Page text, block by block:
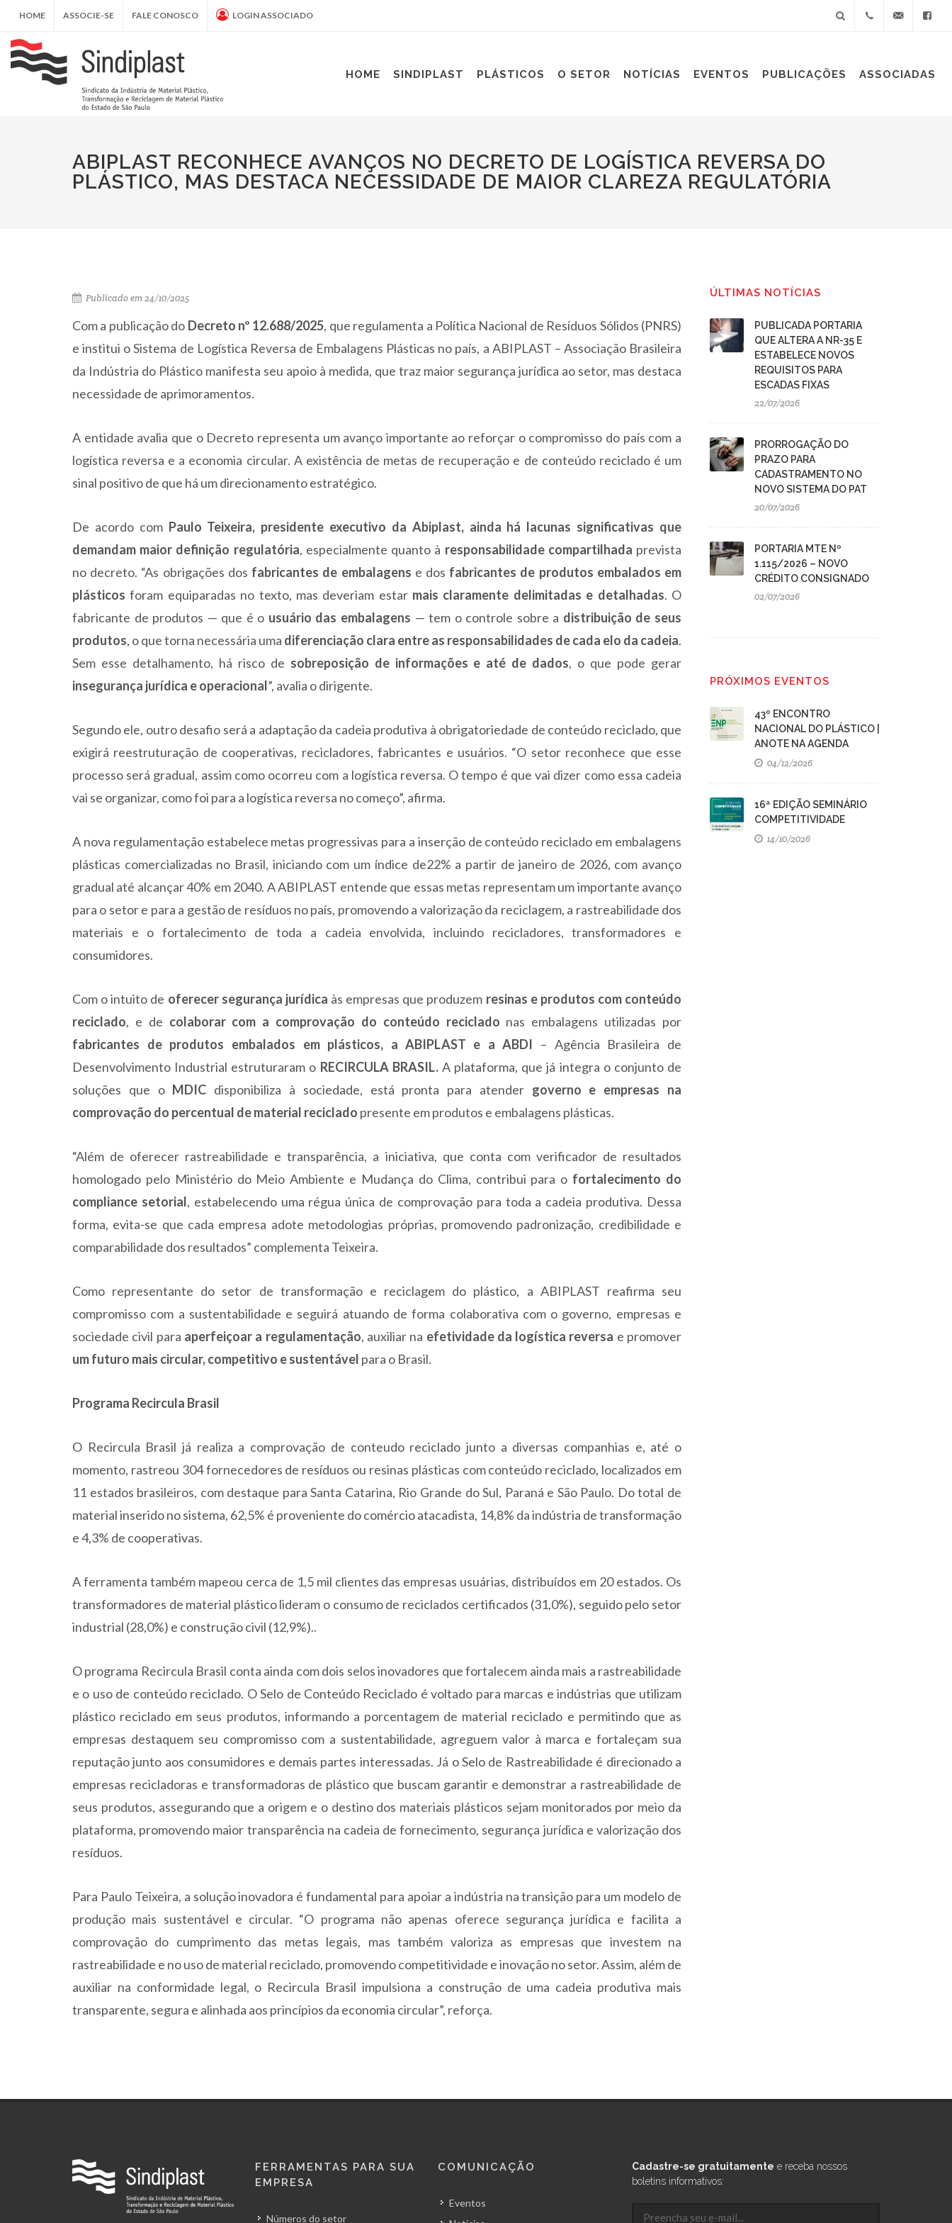
HOME ASSOCIE-SE FALE CONOSCO LOGIN ASSOCIADO
3060-
HOME SINDIPLAST PLÁSTICOS O SETOR NOTÍCIAS EVENTOS PUBLICAÇÕES ASSOCIADAS
ABIPLAST RECONHECE AVANÇOS NO DECRETO DE LOGÍSTICA REVERSA DO
PLÁSTICO, MAS DESTACA NECESSIDADE DE MAIOR CLAREZA REGULATÓRIA
Publicado em 24/10/2025
Com a publicação do Decreto nº 12.688/2025, que regulamenta a Política Nacional de Resíduos Sólidos (PNRS)
e institui o Sistema de Logística Reversa de Embalagens Plásticas no país, a ABIPLAST – Associação Brasileira
da Indústria do Plástico manifesta seu apoio à medida, que traz maior segurança jurídica ao setor, mas destaca
necessidade de aprimoramentos.
A entidade avalia que o Decreto representa um avanço importante ao reforçar o compromisso do país com a
logística reversa e a economia circular. A existência de metas de recuperação e de conteúdo reciclado é um
sinal positivo de que há um direcionamento estratégico.
De acordo com Paulo Teixeira, presidente executivo da Abiplast, ainda há lacunas significativas que
demandam maior definição regulatória, especialmente quanto à responsabilidade compartilhada prevista
no decreto. “As obrigações dos fabricantes de embalagens e dos fabricantes de produtos embalados em
plásticos foram equiparadas no texto, mas deveriam estarmais claramente delimitadas e detalhadas. O
fabricante de produtos — que é o usuário das embalagens — tem o controle sobre a distribuição de seus
produtos, o que torna necessária uma diferenciação clara entre as responsabilidades de cada elo da cadeia.
Sem esse detalhamento, há risco de sobreposição de informações e até de dados, o que pode gerar
insegurança jurídica e operacional”, avalia o dirigente.
Segundo ele, outro desafio será a adaptação da cadeia produtiva à obrigatoriedade de conteúdo reciclado, que
exigirá reestruturação de cooperativas, recicladores, fabricantes e usuários. “O setor reconhece que esse
processo será gradual, assim como ocorreu com a logística reversa. O tempo é que vai dizer como essa cadeia
vai se organizar, como foi para a logística reversa no começo”, afirma.
A nova regulamentação estabelece metas progressivas para a inserção de conteúdo reciclado em embalagens
plásticas comercializadas no Brasil, iniciando com um índice de22% a partir de janeiro de 2026, com avanço
gradual até alcançar 40% em 2040. A ABIPLAST entende que essas metas representam um importante avanço
para o setor e para a gestão de resíduos no país, promovendo a valorização da reciclagem, a rastreabilidade dos
materiais e o fortalecimento de toda a cadeia envolvida, incluindo recicladores, transformadores e
consumidores.
Com o intuito de oferecer segurança jurídica às empresas que produzem resinas e produtos com conteúdo
reciclado, e de colaborar com a comprovação do conteúdo reciclado nas embalagens utilizadas por
fabricantes de produtos embalados em plásticos, a ABIPLAST e a ABDI – Agência Brasileira de
Desenvolvimento Industrial estruturaram o RECIRCULA BRASIL.A plataforma, que já integra o conjunto de
soluções que o MDIC disponibiliza à sociedade, está pronta para atender governo e empresas na
comprovação do percentual de material reciclado presente em produtos e embalagens plásticas.
“Além de oferecer rastreabilidade e transparência, a iniciativa, que conta com verificador de resultados
homologado pelo Ministério do Meio Ambiente e Mudança do Clima, contribui para o fortalecimento do
compliance setorial, estabelecendo uma régua única de comprovação para toda a cadeia produtiva. Dessa
forma, evita-se que cada empresa adote metodologias próprias, promovendo padronização, credibilidade e
comparabilidade dos resultados” complementa Teixeira.
Como representante do setor de transformação e reciclagem do plástico, a ABIPLAST reafirma seu
compromisso com a sustentabilidade e seguirá atuando de forma colaborativa com o governo, empresas e
sociedade civil para aperfeiçoar a regulamentação, auxiliar na efetividade da logística reversa e promover
um futuro mais circular, competitivo e sustentável para o Brasil.
Programa Recircula Brasil
O Recircula Brasil já realiza a comprovação de conteudo reciclado junto a diversas companhias e, até o
momento, rastreou 304 fornecedores de resíduos ou resinas plásticas com conteúdo reciclado, localizados em
11 estados brasileiros, com destaque para Santa Catarina, Rio Grande do Sul, Paraná e São Paulo. Do total de
material inserido no sistema, 62,5% é proveniente do comércio atacadista, 14,8% da indústria de transformação
e 4,3% de cooperativas.
A ferramenta também mapeou cerca de 1,5 mil clientes das empresas usuárias, distribuídos em 20 estados. Os
transformadores de material plástico lideram o consumo de reciclados certificados (31,0%), seguido pelo setor
industrial (28,0%) e construção civil (12,9%)..
O programa Recircula Brasil conta ainda com dois selos inovadores que fortalecem ainda mais a rastreabilidade
e o uso de conteúdo reciclado. O Selo de Conteúdo Reciclado é voltado para marcas e indústrias que utilizam
plástico reciclado em seus produtos, informando a porcentagem de material reciclado e permitindo que as
empresas destaquem seu compromisso com a sustentabilidade, agreguem valor à marca e fortaleçam sua
reputação junto aos consumidores e demais partes interessadas. Já o Selo de Rastreabilidade é direcionado a
empresas recicladoras e transformadoras de plástico que buscam garantir e demonstrar a rastreabilidade de
seus produtos, assegurando que a origem e o destino dos materiais plásticos sejam monitorados por meio da
plataforma, promovendo maior transparência na cadeia de fornecimento, segurança jurídica e valorização dos
resíduos.
Para Paulo Teixeira, a solução inovadora é fundamental para apoiar a indústria na transição para um modelo de
produção mais sustentável e circular. “O programa não apenas oferece segurança jurídica e facilita a
comprovação do cumprimento das metas legais, mas também valoriza as empresas que investem na
rastreabilidade e no uso de material reciclado, promovendo competitividade e inovação no setor. Assim, além de
auxiliar na conformidade legal, o Recircula Brasil impulsiona a construção de uma cadeia produtiva mais
transparente, segura e alinhada aos princípios da economia circular”, reforça.
ÚLTIMAS NOTÍCIAS
PUBLICADA PORTARIA
QUE ALTERA A NR-35 E
ESTABELECE NOVOS
REQUISITOS PARA
ESCADAS FIXAS
22/07/2026
PRORROGAÇÃO DO
PRAZO PARA
CADASTRAMENTO NO
NOVO SISTEMA DO PAT
20/07/2026
PORTARIA MTE Nº
1.115/2026 – NOVO
CRÉDITO CONSIGNADO
02/07/2026
PRÓXIMOS EVENTOS
43º ENCONTRO
NACIONAL DO PLÁSTICO |
ANOTE NA AGENDA
04/12/2026
16ª EDIÇÃO SEMINÁRIO
COMPETITIVIDADE
14/10/2026
FERRAMENTAS PARA SUA
EMPRESA
Números do setor
COMUNICAÇÃO
Eventos
Cadastre-se gratuitamente e receba nossos
boletins informativos: